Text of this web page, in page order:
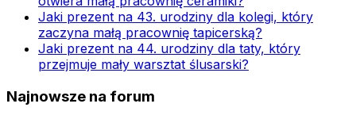
Jaki prezent na 43. urodziny dla kolegi, który
zaczyna małą pracownię tapicerską?
Jaki prezent na 44. urodziny dla taty, który
przejmuje mały warsztat ślusarski?
Najnowsze na forum